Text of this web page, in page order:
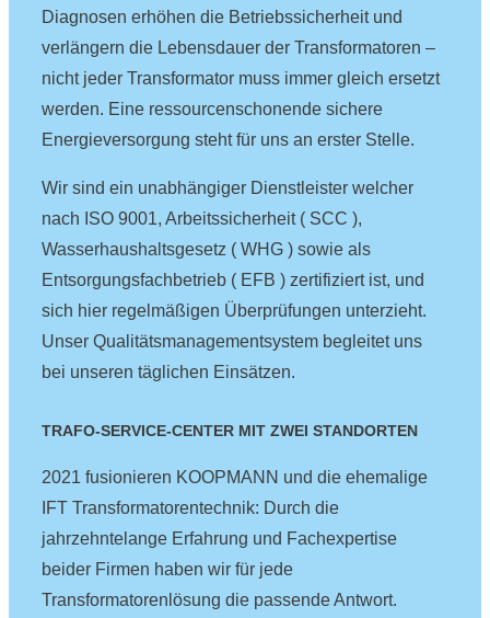
Diagnosen erhöhen die Betriebssicherheit und
verlängern die Lebensdauer der Transformatoren –
nicht jeder Transformator muss immer gleich ersetzt
werden. Eine ressourcenschonende sichere
Energieversorgung steht für uns an erster Stelle.
Wir sind ein unabhängiger Dienstleister welcher
nach ISO 9001, Arbeitssicherheit ( SCC ),
Wasserhaushaltsgesetz ( WHG ) sowie als
Entsorgungsfachbetrieb ( EFB ) zertifiziert ist, und
sich hier regelmäßigen Überprüfungen unterzieht.
Unser Qualitätsmanagementsystem begleitet uns
bei unseren täglichen Einsätzen.
TRAFO-SERVICE-CENTER MIT ZWEI STANDORTEN
2021 fusionieren KOOPMANN und die ehemalige
IFT Transformatorentechnik: Durch die
jahrzehntelange Erfahrung und Fachexpertise
beider Firmen haben wir für jede
Transformatorenlösung die passende Antwort.